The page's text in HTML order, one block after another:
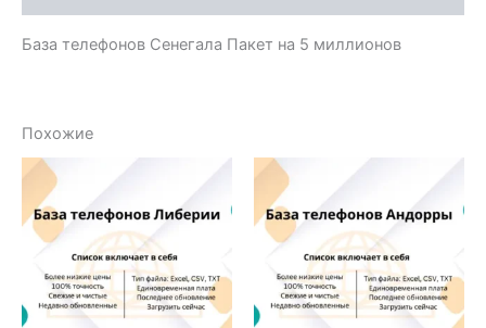
База телефонов Сенегала Пакет на 5 миллионов
Похожие